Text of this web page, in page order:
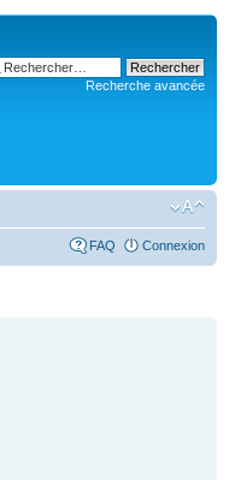
Recherche avancée
FAQ Connexion